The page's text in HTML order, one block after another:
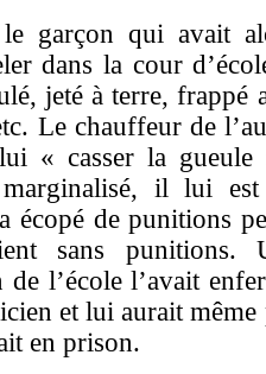
le garçon qui avait
dans la cour
jeté à terre, frappé
Le chauffeur de
« casser la
il lui
écopé de punitions
sans
l’école l’avait
et lui aurait même
en prison.